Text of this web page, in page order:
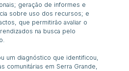
; geração de informes e
sobre uso dos recursos; e
que permitirão avaliar o
na busca pelo
um diagnóstico que identificou,
comunitárias em Serra Grande,